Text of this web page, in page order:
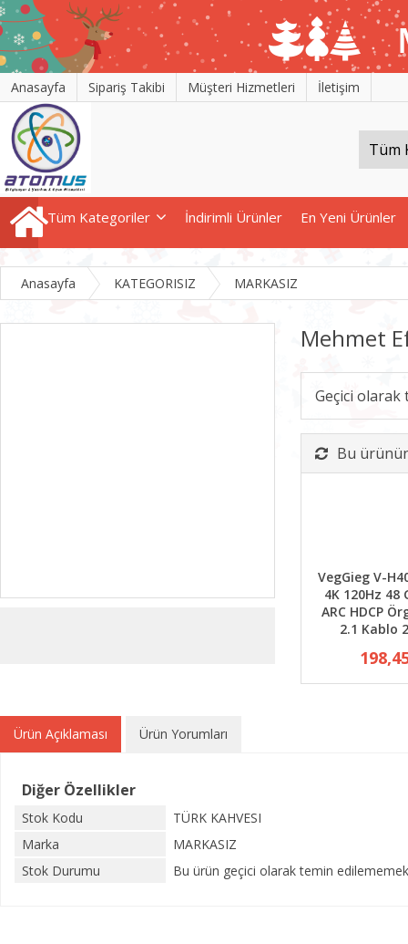
Anasayfa Sipariş Takibi Müşteri Hizmetleri İletişim
Tüm Kategoriler İndirimli Ürünler En Yeni Ürünler
Anasayfa KATEGORISIZ MARKASIZ
Mehmet
Geçici
Bu
VegGieg V-
4K 120Hz 48
ARC HDCP
2.1 Kablo
Ürün Açıklaması Ürün Yorumları
Diğer Özellikler
Stok Kodu
TÜRK KAHVESI
Marka
MARKASIZ
Stok Durumu
Bu ürün geçici olarak temin